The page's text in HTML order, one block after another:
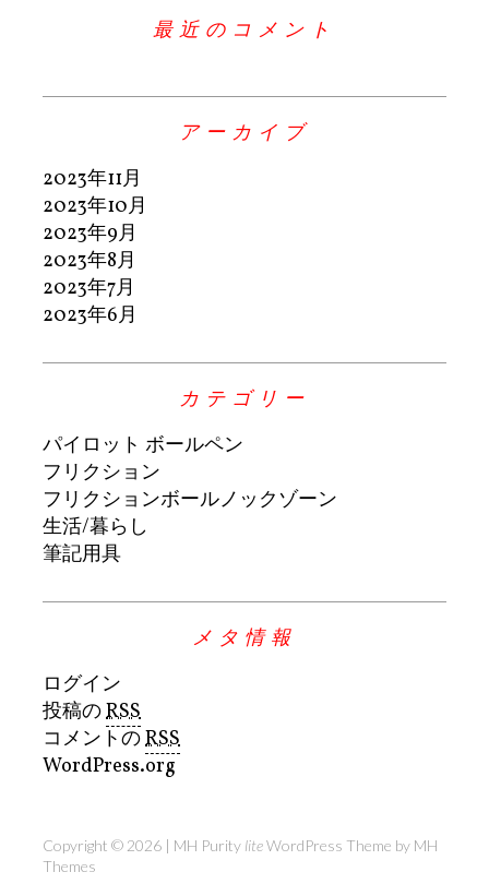
最近のコメント
アーカイブ
2023年11月
2023年10月
2023年9月
2023年8月
2023年7月
2023年6月
カテゴリー
パイロット ボールペン
フリクション
フリクションボールノックゾーン
生活/暮らし
筆記用具
メタ情報
ログイン
投稿のRSS
コメントのRSS
WordPress.org
Copyright © 2026 | MH Purity liteWordPress Theme by MH
Themes